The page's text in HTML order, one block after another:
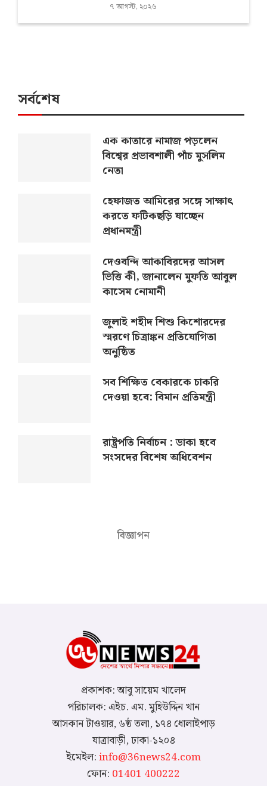
৭ আগস্ট, ২০২৬
সর্বশেষ
এক কাতারে নামাজ পড়লেন
বিশ্বের প্রভাবশালী পাঁচ মুসলিম
নেতা
হেফাজত আমিরের সঙ্গে সাক্ষাৎ
করতে ফটিকছড়ি যাচ্ছেন
প্রধানমন্ত্রী
দেওবন্দি আকাবিরদের আসল
ভিত্তি কী, জানালেন মুফতি আবুল
কাসেম নোমানী
জুলাই শহীদ শিশু কিশোরদের
স্মরণে চিত্রাঙ্কন প্রতিযোগিতা
অনুষ্ঠিত
সব শিক্ষিত বেকারকে চাকরি
দেওয়া হবে: বিমান প্রতিমন্ত্রী
রাষ্ট্রপতি নির্বাচন : ডাকা হবে
সংসদের বিশেষ অধিবেশন
বিজ্ঞাপন
প্রকাশক: আবু সায়েম খালেদ
পরিচালক: এইচ. এম. মুহিউদ্দিন খান
আসকান টাওয়ার, ৬ষ্ঠ তলা, ১৭৪ ধোলাইপাড়
যাত্রাবাড়ী, ঢাকা-১২০৪
ইমেইল:info@36news24.com
ফোন: 01401 400222